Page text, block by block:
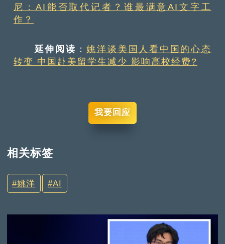
尼：AI能否取代记者？谁最满意AI文字工
作？
延伸阅读 ：姚洋谈美国人看中国的心态
转变 中国赴美留学生减少 影响高校经费?
我要回应
相关标签
姚洋 AI